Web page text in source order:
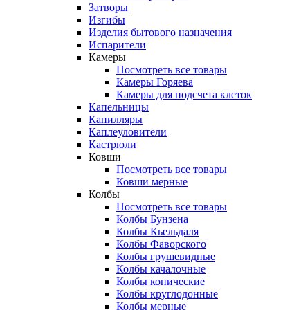
Затворы
Изгибы
Изделия бытового назначения
Испарители
Камеры
Посмотреть все товары
Камеры Горяева
Камеры для подсчета клеток
Капельницы
Капилляры
Каплеуловители
Кастрюли
Ковши
Посмотреть все товары
Ковши мерные
Колбы
Посмотреть все товары
Колбы Бунзена
Колбы Кьельдаля
Колбы Фаворского
Колбы грушевидные
Колбы качалочные
Колбы конические
Колбы круглодонные
Колбы мерные